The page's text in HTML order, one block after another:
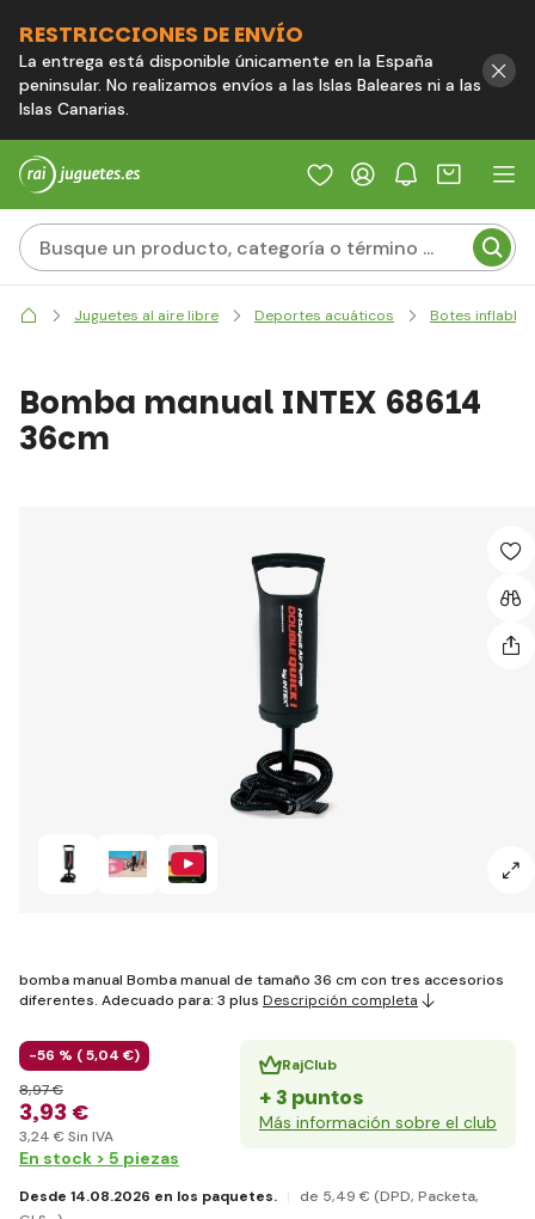
RESTRICCIONES DE ENVÍO
La entrega está disponible únicamente en la España
peninsular. No realizamos envíos a las Islas Baleares ni a las
Islas Canarias.
Juguetes al aire libre Deportes acuáticos Botes inflables
Bomba manual INTEX 68614
36cm
bomba manual Bomba manual de tamaño 36 cm con tres accesorios
diferentes. Adecuado para: 3 plus Descripción completa
-56 % (5,04 €)
3,93 €
8,97 €
3,24 € Sin IVA
RajClub
+ 3 puntos
Más información sobre el club
En stock > 5 piezas
Desde 14.08.2026 en los paquetes. de 5,49 € (DPD, Packeta,